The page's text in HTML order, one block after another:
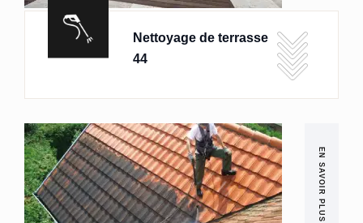
Nettoyage de terrasse
44
EN SAVOIR PLUS